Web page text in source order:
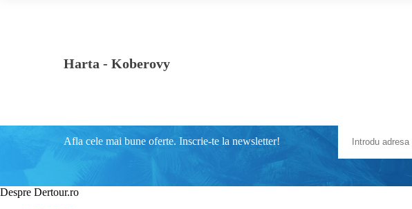
Harta - Koberovy
Afla cele mai bune oferte. Inscrie-te la newsletter!
Despre Dertour.ro